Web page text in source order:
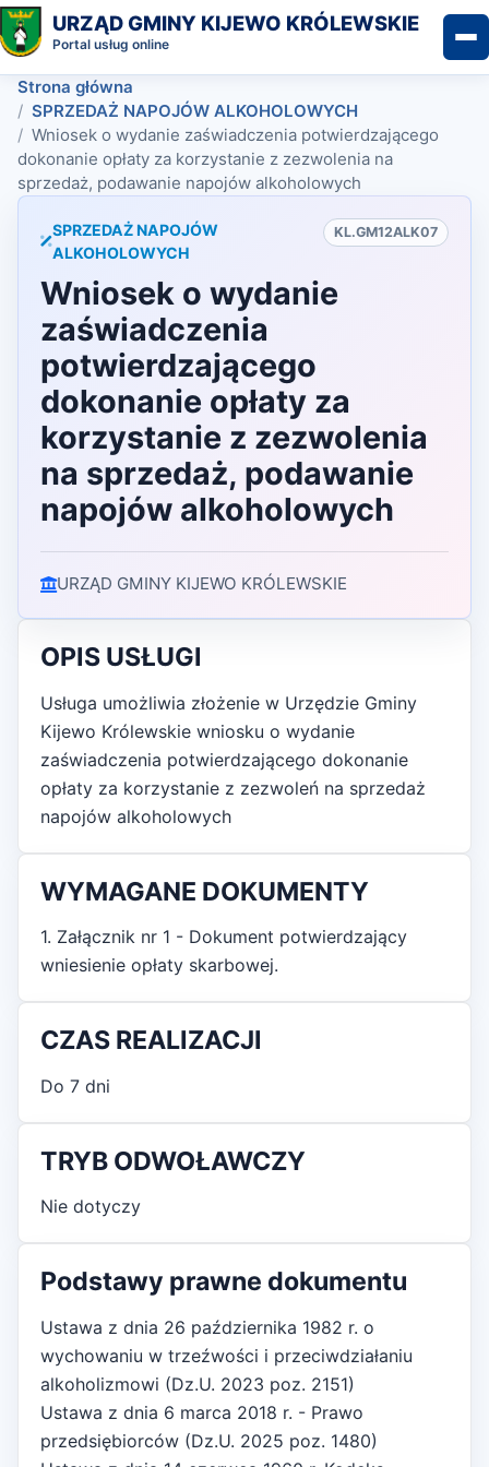
URZĄD GMINY KIJEWO KRÓLEWSKIE
Portal usług online
Strona główna
SPRZEDAŻ NAPOJÓW ALKOHOLOWYCH
Wniosek o wydanie zaświadczenia potwierdzającego
dokonanie opłaty za korzystanie z zezwolenia na
sprzedaż, podawanie napojów alkoholowych
SPRZEDAŻ NAPOJÓW
ALKOHOLOWYCH
KL.GM12ALK07
Wniosek o wydanie
zaświadczenia
potwierdzającego
dokonanie opłaty za
korzystanie z zezwolenia
na sprzedaż, podawanie
napojów alkoholowych
URZĄD GMINY KIJEWO KRÓLEWSKIE
OPIS USŁUGI
Usługa umożliwia złożenie w Urzędzie Gminy
Kijewo Królewskie wniosku o wydanie
zaświadczenia potwierdzającego dokonanie
opłaty za korzystanie z zezwoleń na sprzedaż
napojów alkoholowych
WYMAGANE DOKUMENTY
1. Załącznik nr 1 - Dokument potwierdzający
wniesienie opłaty skarbowej.
CZAS REALIZACJI
Do 7 dni
TRYB ODWOŁAWCZY
Nie dotyczy
Podstawy prawne dokumentu
Ustawa z dnia 26 października 1982 r. o
wychowaniu w trzeźwości i przeciwdziałaniu
alkoholizmowi (Dz.U. 2023 poz. 2151)
Ustawa z dnia 6 marca 2018 r. - Prawo
przedsiębiorców (Dz.U. 2025 poz. 1480)